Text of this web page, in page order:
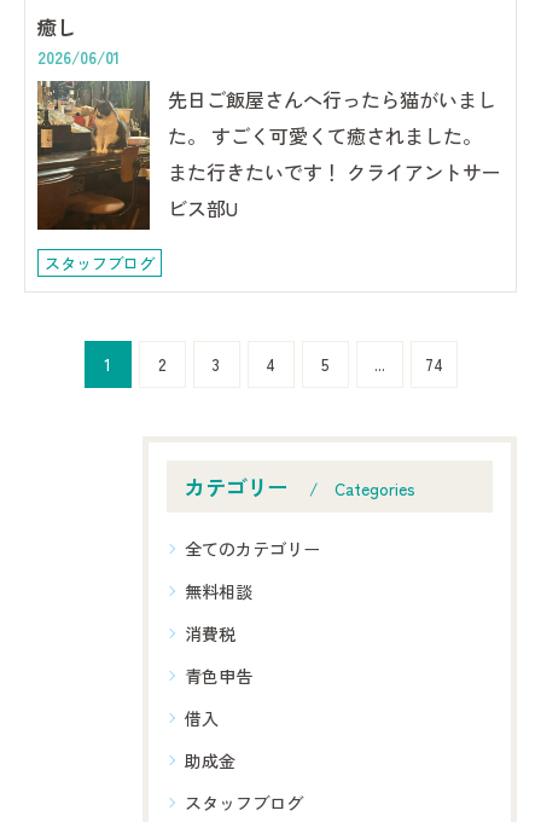
癒し
2026/06/01
先日ご飯屋さんへ行ったら猫がいまし
た。 すごく可愛くて癒されました。
また行きたいです！ クライアントサー
ビス部U
スタッフブログ
1 2 3 4 5 ... 74
カテゴリー Categories
全てのカテゴリー
無料相談
消費税
青色申告
借入
助成金
スタッフブログ